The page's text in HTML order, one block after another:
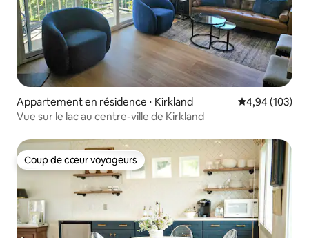
Appartement en résidence ⋅ Kirkland Évaluation
4,94 (103)
Vue sur le lac au centre-ville de Kirkland
Coup de cœur voyageurs
Coup de cœur voyageurs